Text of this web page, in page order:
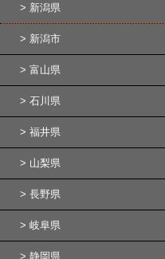
新潟県
新潟市
富山県
石川県
福井県
山梨県
長野県
岐阜県
静岡県